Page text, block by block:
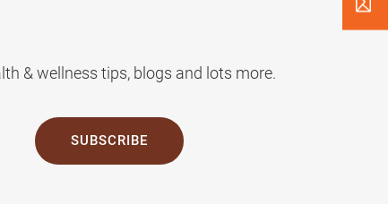
& wellness tips, blogs and lots more.
SUBSCRIBE